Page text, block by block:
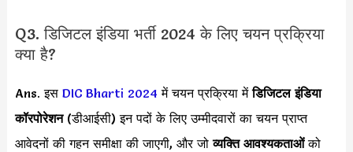
Q3. डिजिटल इंडिया भर्ती 2024 के लिए चयन प्रक्रिया
क्या है?
Ans. इस DIC Bharti 2024 में चयन प्रक्रिया मेंडिजिटल इंडिया
कॉरपोरेशन(डीआईसी) इन पदों के लिए उम्मीदवारों का चयन प्राप्त
आवेदनों की गहन समीक्षा की जाएगी, और जोव्यक्ति आवश्यकताओंको